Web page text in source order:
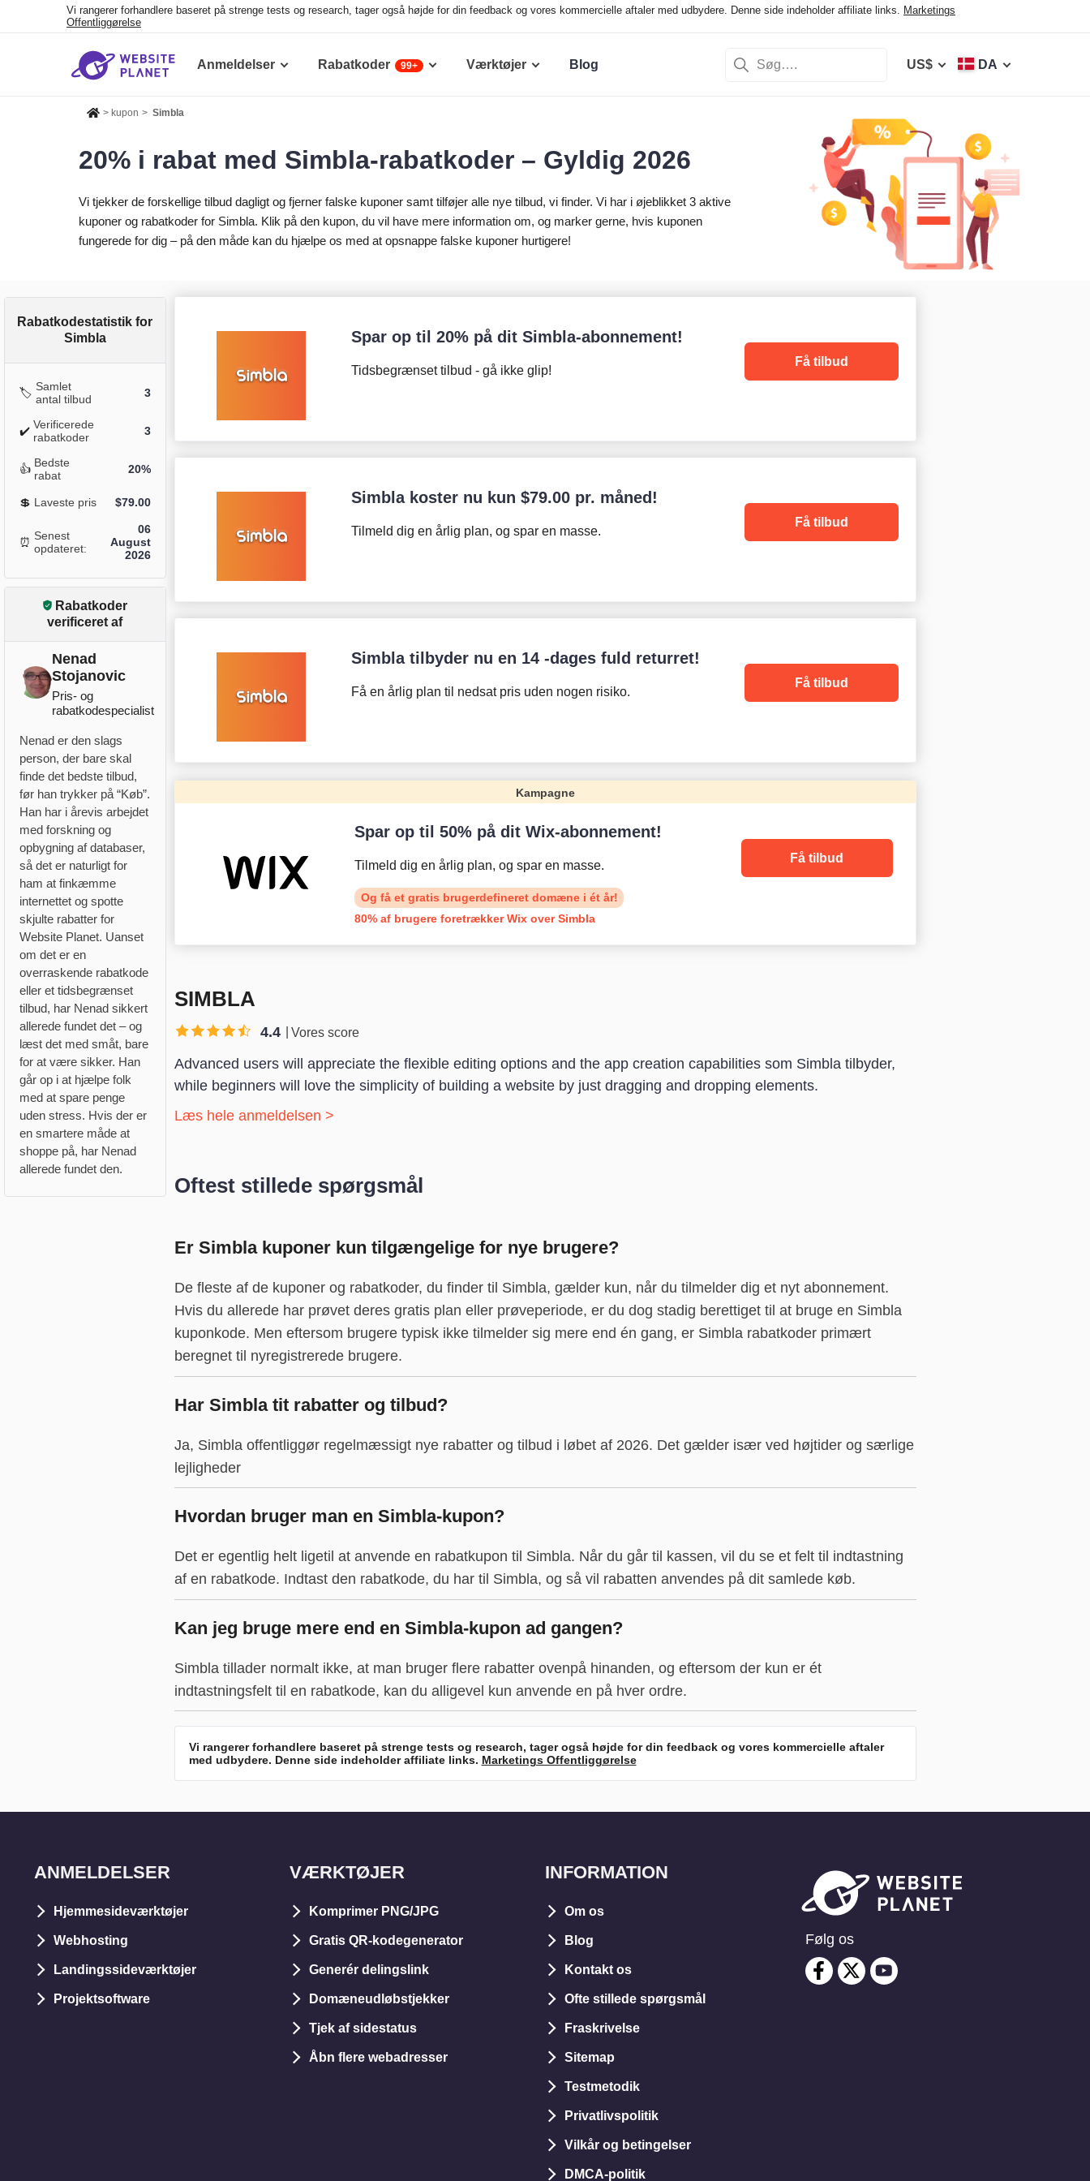
Vi rangerer forhandlere baseret på strenge tests og research, tager også højde for din feedback og vores kommercielle aftaler med udbydere. Denne side indeholder affiliate links. Marketings
Offentliggørelse
Anmeldelser Rabatkoder 99+ Værktøjer Blog US$ DA
> kupon > Simbla
20% i rabat med Simbla-rabatkoder – Gyldig 2026
Vi tjekker de forskellige tilbud dagligt og fjerner falske kuponer samt tilføjer alle nye tilbud, vi finder. Vi har i øjeblikket 3 aktive
kuponer og rabatkoder for Simbla. Klik på den kupon, du vil have mere information om, og marker gerne, hvis kuponen
fungerede for dig – på den måde kan du hjælpe os med at opsnappe falske kuponer hurtigere!
Rabatkodestatistik for
Simbla
🏷️ Samlet
antal tilbud
3
✔️ Verificerede
rabatkoder
3
👍 Bedste
rabat
20%
💲 Laveste pris $79.00
⏰ Senest
opdateret:
06
August
2026
Rabatkoder
verificeret af
Nenad
Stojanovic
Pris- og
rabatkodespecialist
Nenad er den slags
person, der bare skal
finde det bedste tilbud,
før han trykker på “Køb”.
Han har i årevis arbejdet
med forskning og
opbygning af databaser,
så det er naturligt for
ham at finkæmme
internettet og spotte
skjulte rabatter for
Website Planet. Uanset
om det er en
overraskende rabatkode
eller et tidsbegrænset
tilbud, har Nenad sikkert
allerede fundet det – og
læst det med småt, bare
for at være sikker. Han
går op i at hjælpe folk
med at spare penge
uden stress. Hvis der er
en smartere måde at
shoppe på, har Nenad
allerede fundet den.
Spar op til 20% på dit Simbla-abonnement!
Tidsbegrænset tilbud - gå ikke glip!
Få tilbud
Simbla koster nu kun$79.00 pr. måned!
Tilmeld dig en årlig plan, og spar en masse.
Få tilbud
Simbla tilbyder nu en 14 -dages fuld returret!
Få en årlig plan til nedsat pris uden nogen risiko.
Få tilbud
Kampagne
Spar op til 50% på dit Wix-abonnement!
Tilmeld dig en årlig plan, og spar en masse.
Og få et gratis brugerdefineret domæne i ét år!
80% af brugere foretrækker Wix over Simbla
Få tilbud
SIMBLA
4.4 Vores score
Advanced users will appreciate the flexible editing options and the app creation capabilities som Simbla tilbyder,
while beginners will love the simplicity of building a website by just dragging and dropping elements.
Læs hele anmeldelsen >
Oftest stillede spørgsmål
Er Simbla kuponer kun tilgængelige for nye brugere?
De fleste af de kuponer og rabatkoder, du finder til Simbla, gælder kun, når du tilmelder dig et nyt abonnement.
Hvis du allerede har prøvet deres gratis plan eller prøveperiode, er du dog stadig berettiget til at bruge en Simbla
kuponkode. Men eftersom brugere typisk ikke tilmelder sig mere end én gang, er Simbla rabatkoder primært
beregnet til nyregistrerede brugere.
Har Simbla tit rabatter og tilbud?
Ja, Simbla offentliggør regelmæssigt nye rabatter og tilbud i løbet af 2026. Det gælder især ved højtider og særlige
lejligheder
Hvordan bruger man en Simbla-kupon?
Det er egentlig helt ligetil at anvende en rabatkupon til Simbla. Når du går til kassen, vil du se et felt til indtastning
af en rabatkode. Indtast den rabatkode, du har til Simbla, og så vil rabatten anvendes på dit samlede køb.
Kan jeg bruge mere end en Simbla-kupon ad gangen?
Simbla tillader normalt ikke, at man bruger flere rabatter ovenpå hinanden, og eftersom der kun er ét
indtastningsfelt til en rabatkode, kan du alligevel kun anvende en på hver ordre.
Vi rangerer forhandlere baseret på strenge tests og research, tager også højde for din feedback og vores kommercielle aftaler
med udbydere. Denne side indeholder affiliate links. Marketings Offentliggørelse
ANMELDELSER
Hjemmesideværktøjer
Webhosting
Landingssideværktøjer
Projektsoftware
VÆRKTØJER
Komprimer PNG/JPG
Gratis QR-kodegenerator
Generér delingslink
Domæneudløbstjekker
Tjek af sidestatus
Åbn flere webadresser
INFORMATION
Om os
Blog
Kontakt os
Ofte stillede spørgsmål
Fraskrivelse
Sitemap
Testmetodik
Privatlivspolitik
Vilkår og betingelser
DMCA-politik
Følg os